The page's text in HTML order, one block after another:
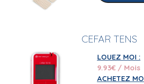
CEFAR TENS
LOUEZ MOI :
9.93€ / Mois
ACHETEZ